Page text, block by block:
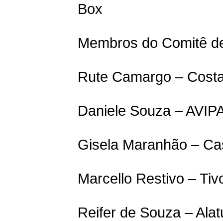
Box
Membros do Comitê
Rute Camargo –
Daniele Souza –
Gisela Maranhão –
Marcello Restivo –
Reifer de Souza –